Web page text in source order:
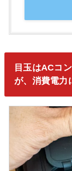
目玉はACコ
が、消費電力